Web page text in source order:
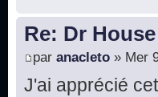
Re: Dr
par anacleto » Mer
J'ai apprécié